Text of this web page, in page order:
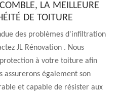
LA MEILLEURE
DE TOITURE
des problèmes d'infiltration
JL Rénovation . Nous
à votre toiture afin
assurerons également son
et capable de résister aux